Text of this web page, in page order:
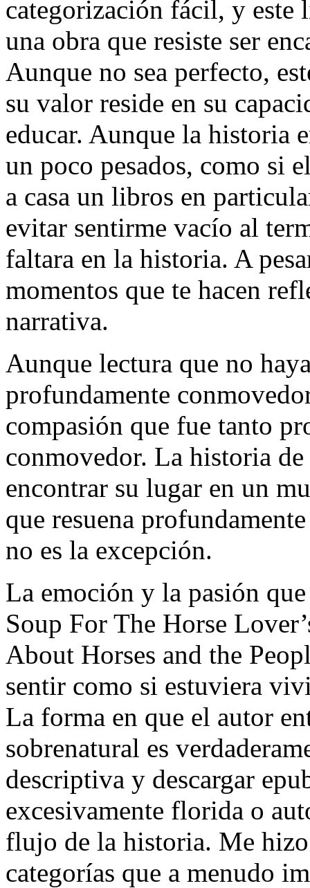
categorización fácil, y este
una obra que resiste ser
Aunque no sea perfecto,
su valor reside en su
educar. Aunque la historia
un poco pesados, como si
a casa un libros en
evitar sentirme vacío al
faltara en la historia. A
momentos que te hacen
narrativa.
Aunque lectura que no
profundamente
compasión que fue tanto
conmovedor. La historia
encontrar su lugar en un
que resuena
no es la excepción.
La emoción y la pasión
Soup For The Horse
About Horses and the
sentir como si estuviera
La forma en que el autor
sobrenatural es
descriptiva y descargar
excesivamente florida o
flujo de la historia. Me
categorías que a menudo